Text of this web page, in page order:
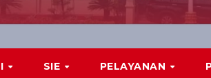
SIE PELAYANAN